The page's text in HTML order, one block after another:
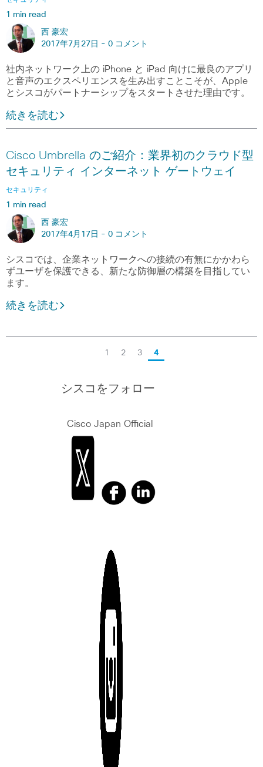
1 min read
西 豪宏
2017年7月27日 - 0 コメント
社内ネットワーク上の iPhone と iPad 向けに最良のアプリ
と音声のエクスペリエンスを生み出すことこそが、Apple
とシスコがパートナーシップをスタートさせた理由です。
続きを読む
Cisco Umbrella のご紹介：業界初のクラウド型
セキュリティ インターネット ゲートウェイ
セキュリティ
1 min read
西 豪宏
2017年4月17日 - 0 コメント
シスコでは、企業ネットワークへの接続の有無にかかわら
ずユーザを保護できる、新たな防御層の構築を目指してい
ます。
続きを読む
1 2 3 4
シスコをフォロー
Cisco Japan Official